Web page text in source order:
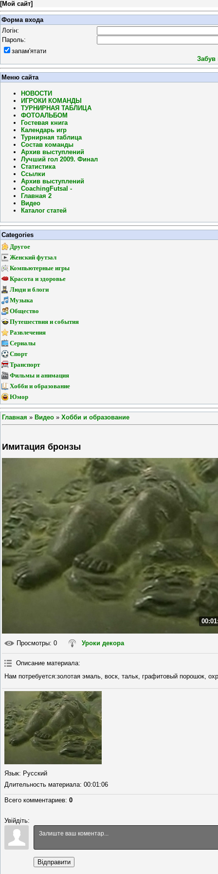
[Мой сайт]
Форма входа
Логін:
Пароль:
запам'ятати
Забув
Меню сайта
НОВОСТИ
ИГРОКИ КОМАНДЫ
ТУРНИРНАЯ ТАБЛИЦА
ФОТОАЛЬБОМ
Гостевая книга
Календарь игр
Турнирная таблица
Состав команды
Архив выступлений
Лучший гол 2009. Финал
Статистика
Ссылки
Архив выступлений
CoachingFutsal -
Главная 2
Видео
Каталог статей
Categories
Другое
Женский футзал
Компьютерные игры
Красота и здоровье
Люди и блоги
Музыка
Общество
Путешествия и события
Развлечения
Сериалы
Спорт
Транспорт
Фильмы и анимация
Хобби и образование
Юмор
Главная » Видео » Хобби и образование
Имитация бронзы
Просмотры: 0 Уроки декора
Описание материала:
Нам потребуется:золотая эмаль, воск, тальк, графитовый порошок,
Язык: Русский
Длительность материала: 00:01:06
Всего комментариев: 0
Увійдіть:
Відправити